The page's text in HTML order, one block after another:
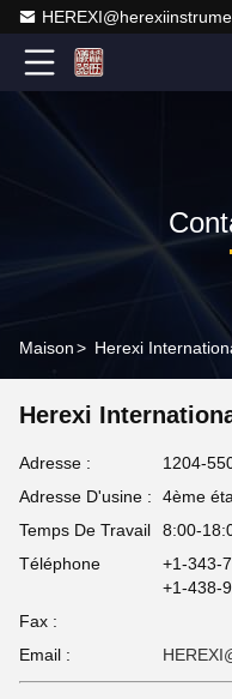
Maison>
Herexi
Adresse :
Adresse D'usine :
Temps De Travail
8:00-
Téléphone
+1-343-
+1-438-
Fax :
Email :